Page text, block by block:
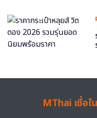
MThai เชื่อใ